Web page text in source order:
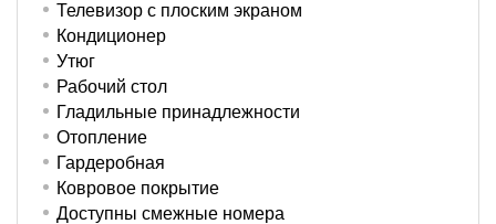
Телевизор с плоским экраном
Кондиционер
Утюг
Рабочий стол
Гладильные принадлежности
Отопление
Гардеробная
Ковровое покрытие
Доступны смежные номера